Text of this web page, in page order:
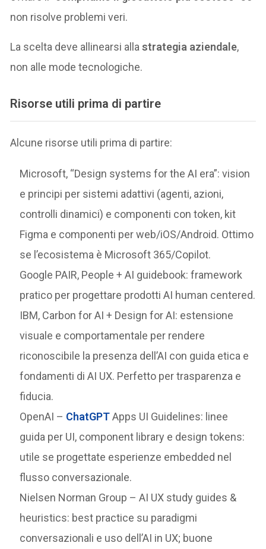
non risolve problemi veri.
La scelta deve allinearsi allastrategia aziendale,
non alle mode tecnologiche.
Risorse utili prima di partire
Alcune risorse utili prima di partire:
Microsoft, “Design systems for the AI era”: vision
e principi per sistemi adattivi (agenti, azioni,
controlli dinamici) e componenti con token, kit
Figma e componenti per web/iOS/Android. Ottimo
se l’ecosistema è Microsoft 365/Copilot.
Google PAIR, People + AI guidebook: framework
pratico per progettare prodotti AI human centered.
IBM, Carbon for AI + Design for AI: estensione
visuale e comportamentale per rendere
riconoscibile la presenza dell’AI con guida etica e
fondamenti di AI UX. Perfetto per trasparenza e
fiducia.
OpenAI – ChatGPTApps UI Guidelines: linee
guida per UI, component library e design tokens:
utile se progettate esperienze embedded nel
flusso conversazionale.
Nielsen Norman Group – AI UX study guides &
heuristics: best practice su paradigmi
conversazionali e uso dell’AI in UX; buone